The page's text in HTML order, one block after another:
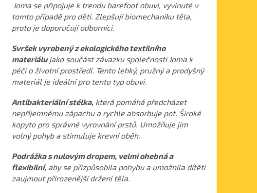
Joma se připojuje k trendu barefoot obuvi, vyvinuté v
tomto případě pro děti. Zlepšují biomechaniku těla,
proto je doporučují odborníci.
Svršek vyrobený z ekologického textilního
materiálujako součást závazku společnosti Joma k
péči o životní prostředí. Tento lehký, pružný a prodyšný
materiál je ideální pro tento typ obuvi.
Antibakteriální stélka,která pomáhá předcházet
nepříjemnému zápachu a rychle absorbuje pot. Široké
kopyto pro správné vyrovnání prstů. Umožňuje jim
volný pohyb a stimuluje krevní oběh.
Podrážka s nulovým dropem, velmi ohebná a
flexibilní,aby se přizpůsobila pohybu a umožnila dítěti
zaujmout přirozenější držení těla.